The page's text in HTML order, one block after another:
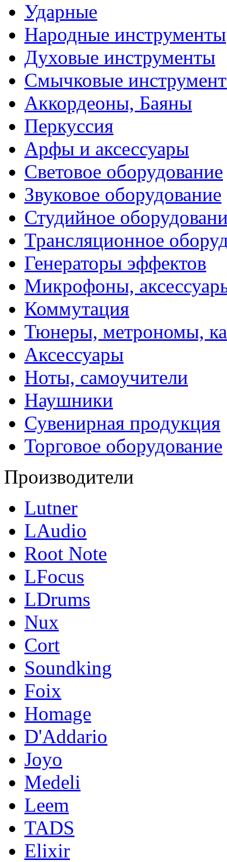
Ударные
Народные инструменты
Духовые инструменты
Смычковые
Аккордеоны, Баяны
Перкуссия
Арфы и аксессуары
Световое оборудование
Звуковое оборудование
Студийное
Трансляционное
Генераторы эффектов
Микрофоны,
Коммутация
Тюнеры, метрономы,
Аксессуары
Ноты, самоучители
Наушники
Сувенирная продукция
Торговое оборудование
Производители
Lutner
LAudio
Root Note
LFocus
LDrums
Nux
Cort
Soundking
Foix
Homage
D'Addario
Joyo
Medeli
Leem
TADS
Elixir